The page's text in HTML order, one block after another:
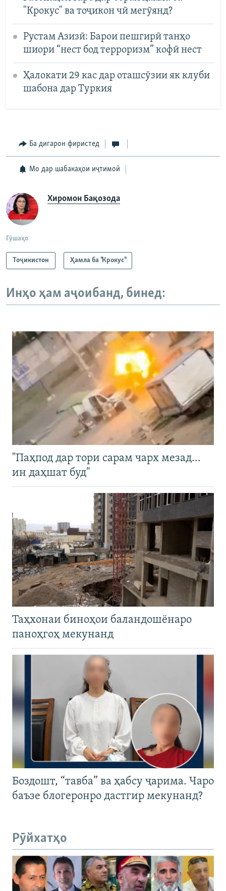
"Крокус" ва тоҷикон чӣ мегӯянд?
Рустам Азизӣ: Барои пешгирӣ танҳо
шиори “нест бод терроризм” кофӣ нест
Ҳалокати 29 кас дар оташсӯзии як клуби
шабона дар Туркия
Ба дигарон фиристед
Мо дар шабакаҳои иҷтимоӣ
Хиромон Бақозода
Гӯшаҳо
Тоҷикистон Ҳамла ба "Крокус"
Инҳо ҳам аҷоибанд, бинед:
"Паҳпод дар тори сарам чарх мезад…
ин даҳшат буд"
Таҳхонаи биноҳои баландошёнаро
паноҳгоҳ мекунанд
Боздошт, “тавба” ва ҳабсу ҷарима. Чаро
баъзе блогеронро дастгир мекунанд?
Рӯйхатҳо